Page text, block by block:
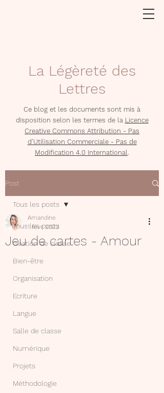
La Légèreté des
Lettres
Ce blog et les documents sont mis à
disposition selon les termes de la Licence
Creative Commons Attribution - Pas
d'Utilisation Commerciale - Pas de
Modification 4.0 International.
Post
Tous les posts
Gestion de classe
Bien-être
Organisation
Ecriture
Langue
Salle de classe
Numérique
Projets
Méthodologie
Tous les posts
Jeu de cartes - Amour
Amandine
1 févr. 2022